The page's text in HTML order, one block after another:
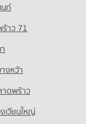
71 นาคนิวาส
71 นาคนิวาส
ท์
าว 71
งหว้า
ดพร้าว
เวียนใหญ่